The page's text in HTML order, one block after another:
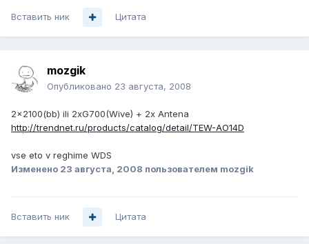
Вставить ник Цитата
mozgik
Опубликовано 23 августа, 2008
2x2100(bb) ili 2xG700(Wive) + 2x Antena
http://trendnet.ru/products/catalog/detail/TEW-AO14D
vse eto v reghime WDS
Изменено 23 августа, 2008 пользователем mozgik
Вставить ник Цитата